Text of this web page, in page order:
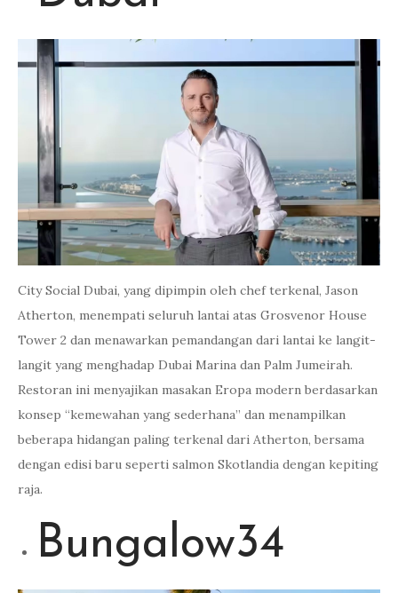
City Social Dubai, yang dipimpin oleh chef terkenal, Jason
Atherton, menempati seluruh lantai atas Grosvenor House
Tower 2 dan menawarkan pemandangan dari lantai ke langit-
langit yang menghadap Dubai Marina dan Palm Jumeirah.
Restoran ini menyajikan masakan Eropa modern berdasarkan
konsep “kemewahan yang sederhana” dan menampilkan
beberapa hidangan paling terkenal dari Atherton, bersama
dengan edisi baru seperti salmon Skotlandia dengan kepiting
raja.
Bungalow34